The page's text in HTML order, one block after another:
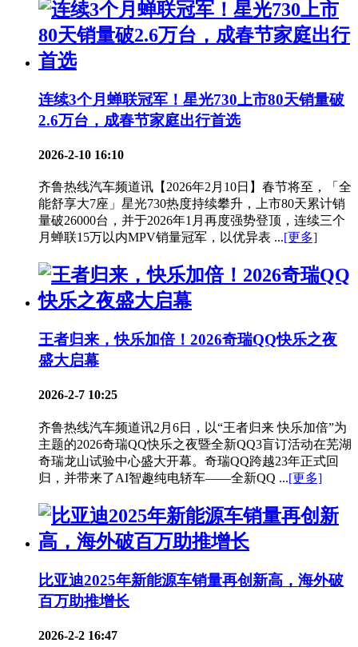
连续3个月蝉联冠军！星光730上市80天销量破
2.6万台，成春节家庭出行首选
2026-2-10 16:10
齐鲁热线汽车频道讯【2026年2月10日】春节将至，「全
能舒享大7座」星光730热度持续攀升，上市80天累计销
量破26000台，并于2026年1月再度强势登顶，连续三个
月蝉联15万以内MPV销量冠军，以优异表 ...[更多]
王者归来，快乐加倍！2026奇瑞QQ快乐之夜
盛大启幕
2026-2-7 10:25
齐鲁热线汽车频道讯2月6日，以“王者归来 快乐加倍”为
主题的2026奇瑞QQ快乐之夜暨全新QQ3盲订活动在芜湖
奇瑞龙山试验中心盛大开幕。奇瑞QQ跨越23年正式回
归，并带来了AI智趣纯电轿车——全新QQ ...[更多]
比亚迪2025年新能源车销量再创新高，海外破
百万助推增长
2026-2-2 16:47